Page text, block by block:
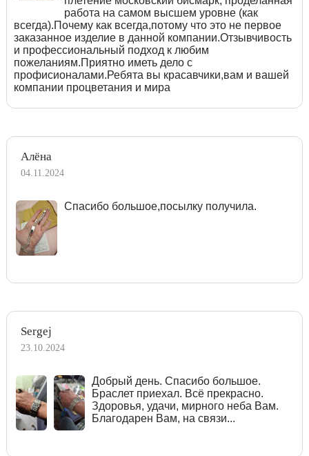
работа на самом высшем уровне (как
всегда).Почему как всегда,потому что это не первое
заказанное изделие в данной компании.Отзывчивость
и профессиональный подход к любим
пожеланиям.Приятно иметь дело с
профисионалами.Ребята вы красавчики,вам и вашей
компании процветания и мира
Алёна
04.11.2024
Спасибо большое,посылку получила.
Sergej
23.10.2024
Добрый день. Спасибо большое.
Браслет приехал. Всё прекрасно.
Здоровья, удачи, мирного неба Вам.
Благодарен Вам, на связи...